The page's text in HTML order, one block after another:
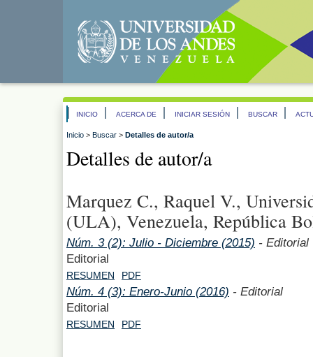
INICIO ACERCA DE INICIAR SESIÓN BUSCAR
Inicio > Buscar > Detalles de autor/a
Detalles de autor/a
Marquez C., Raquel V.,
(ULA), Venezuela, República
Núm. 3 (2): Julio - Diciembre (2015) - Editorial
Editorial
RESUMEN PDF
Núm. 4 (3): Enero-Junio (2016) - Editorial
Editorial
RESUMEN PDF